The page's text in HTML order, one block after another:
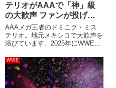
テリオがAAAで「神」級
の大歓声 ファンが投げた
コインで流血するも「俺は
レスラーの王」と豪語
AAAメガ王者のドミニク・ミス
テリオ。地元メキシコで大歓声を
浴びています。2025年にWWEが
後、ドミニクは一貫してAAAで
トップスター級の扱いを受けてい
ます。現地ファンにとって、彼は
チケットを買うための大きな...
WWE